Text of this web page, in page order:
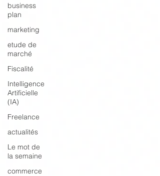
business
plan
marketing
etude de
marché
Fiscalité
Intelligence
Artificielle
(IA)
Freelance
actualités
Le mot de
la semaine
commerce